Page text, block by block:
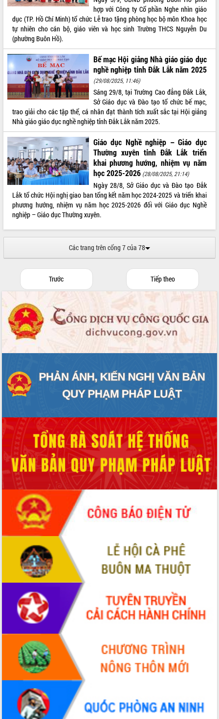
vùng trồng và doanh nghiệp đóng gói
sầu riêng tại Đắk Lắk
Trình diễn nghệ thuật chế biến các
món ăn từ sầu riêng
Đắk Lắk công bố Quy hoạch và xúc
tiến đầu tư tỉnh
Ngành cá ngừ Đắk Lắk chủ động thích
ứng để giữ vững thị trường xuất khẩu
Diễn đàn Kinh tế tư nhân Việt Nam đột
phá cơ chế - Hợp tác công tư
Đề án 06 tạo bước ngoặt đột phá trong
cải cách hành chính tỉnh Đắk Lắk
Kết nối tour, đẩy mạnh chuyển đổi số
để phát triển du lịch Đắk Lắk
Khởi động Dự án Đầu tư xây dựng hạ
tầng kỹ thuật Cụm công nghiệp Tân
Tiến
Gặp mặt các cơ quan báo chí nhân Kỷ
niệm 101 năm Ngày Báo chí Cách
mạng Việt Nam
hiện Đề án 06 của Chính phủ
Họp báo thông tin về Hội nghị Công bố
Quy hoạch và Xúc tiến đầu tư tỉnh Đắk
Khơi thông điểm nghẽn, đẩy nhanh
giải ngân vốn khắc phục thiên tai
HĐND tỉnh thông qua điều chỉnh Quy
hoạch tỉnh thời kỳ 2021-2030
Hội thảo góp ý hồ sơ điều chỉnh quy
hoạch tỉnh Đắk Lắk thời kỳ 2021-2030,
tầm nhìn đến năm 2050
Hội nghị triển khai kết nối mạng
truyền số liệu chuyên dùng phục vụ cơ
quan Đảng, Nhà nước
tay làm sạch môi trường
Xã Ea Kar bước chuyển mình trong
công tác cải cách hành chính mô hình
mới
UBND tỉnh họp báo định kỳ tháng 4
năm 2026
Hội thảo khoa học “Giải pháp thúc đẩy
phát triển nền kinh tế xanh tại tỉnh
Đắk Lắk”
Tăng cường giám sát, đôn đốc thực
hiện nhiệm vụ quản lý tài sản công
hàng tuần
Tháo gỡ những vướng mắc, đẩy mạnh
công tác cải cách thủ tục hành chính
tại Trung tâm Phục vụ hành chính
công tỉnh
Đắk Lắk: Tôn vinh 46 giải pháp tại Hội
thi Sáng tạo Kỹ thuật 2024 - 2025
Đắk Lắk rà soát, điều chỉnh Đề án 190
về phát triển nuôi trồng thủy sản
Phó Chủ tịch UBND tỉnh Đắk Lắk
Trương Công Thái kiểm tra thực địa
Dự án cao tốc Khánh Hòa - Buôn Ma
Thuột
Định vị cà phê Việt Nam như một “di
sản sống” trong dòng chảy toàn cầu
Xây dựng nông thôn mới: Nâng cao đời
sống người dân từ những mô hình thiết
hợp với Công ty Cổ phần Nghe nhìn giáo
dục (TP. Hồ Chí Minh) tổ chức Lễ trao tặng phòng học bộ môn Khoa học
tự nhiên cho cán bộ, giáo viên và học sinh Trường THCS Nguyễn Du
(phường Buôn Hồ).
Bế mạc Hội giảng Nhà giáo giáo dục
nghề nghiệp tỉnh Đắk Lắk năm 2025
(29/08/2025, 11:46)
Sáng 29/8, tại Trường Cao đẳng Đắk Lắk,
Sở Giáo dục và Đào tạo tổ chức bế mạc,
trao giải cho các tập thể, cá nhân đạt thành tích xuất sắc tại Hội giảng
Nhà giáo giáo dục nghề nghiệp tỉnh Đắk Lắk năm 2025.
Giáo dục Nghề nghiệp – Giáo dục
Thường xuyên tỉnh Đắk Lắk triển
khai phương hướng, nhiệm vụ năm
học 2025-2026 (28/08/2025, 21:14)
Ngày 28/8, Sở Giáo dục và Đào tạo Đắk
Lắk tổ chức Hội nghị giao ban tổng kết năm học 2024-2025 và triển khai
phương hướng, nhiệm vụ năm học 2025-2026 đối với Giáo dục Nghề
nghiệp – Giáo dục Thường xuyên.
Các trang trên cổng 7 của 78
Trước Tiếp theo